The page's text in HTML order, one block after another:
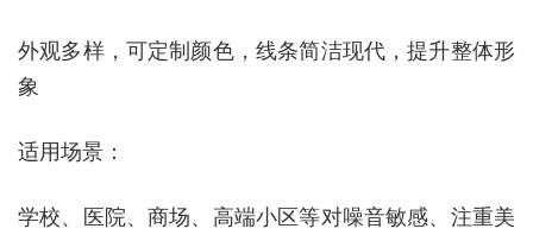
外观多样，可定制颜色，线条简洁现代，提升整体形
象
‌适用场景‌：
学校、医院、商场、高端小区等对噪音敏感、注重美